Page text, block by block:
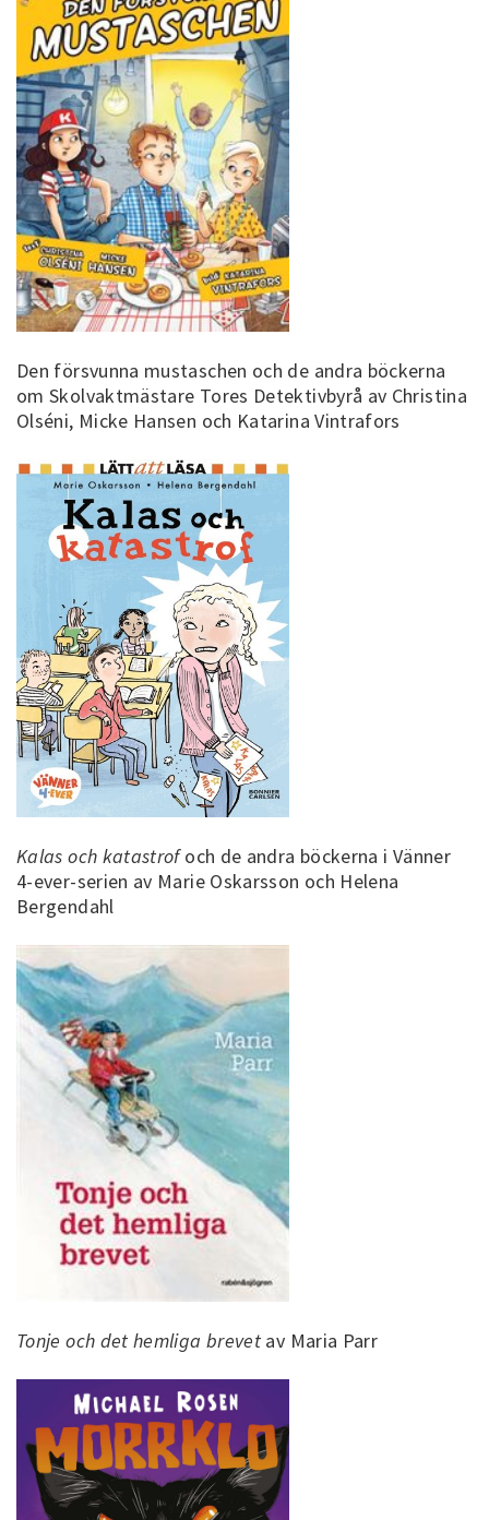
Den försvunna mustaschen och de andra böckerna
om Skolvaktmästare Tores Detektivbyrå av Christina
Olséni, Micke Hansen och Katarina Vintrafors
Kalas och katastrofoch de andra böckerna i Vänner
4-ever-serien av Marie Oskarsson och Helena
Bergendahl
Tonje och det hemliga brevet av Maria Parr